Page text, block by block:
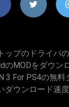
ップのドライバ
のMODをダウン
3 For PS4の無料
ダウンロード速